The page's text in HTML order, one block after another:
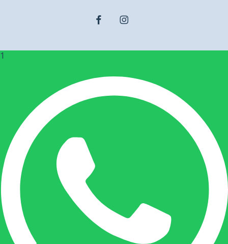
facebookinstagram
1